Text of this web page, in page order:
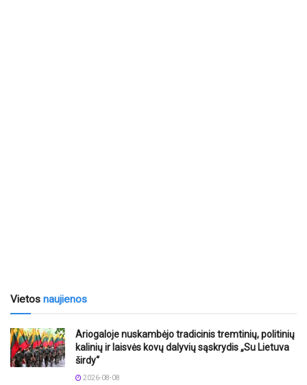
Vietos naujienos
Ariogaloje nuskambėjo tradicinis tremtinių, politinių
kalinių ir laisvės kovų dalyvių sąskrydis „Su Lietuva
širdy“
2026-08-08